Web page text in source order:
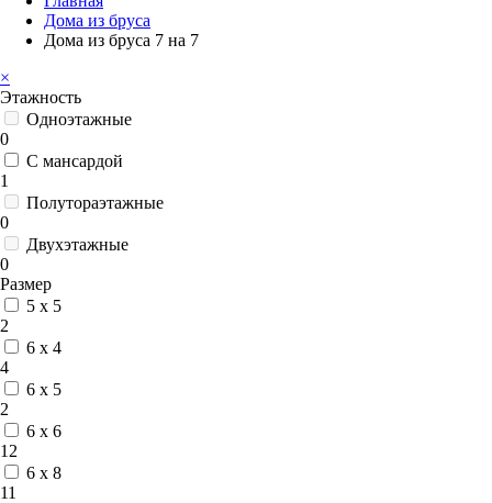
Дома из бруса
Дома из бруса 7 на 7
×
Этажность
Одноэтажные
0
С мансардой
1
Полутораэтажные
0
Двухэтажные
0
Размер
5 x 5
2
6 x 4
4
6 x 5
2
6 x 6
12
6 x 8
11